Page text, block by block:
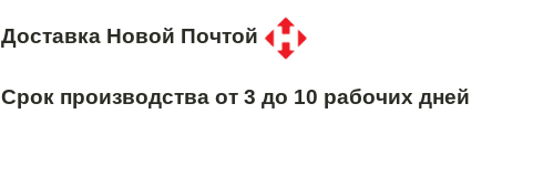
Доставка Новой Почтой
Срок производства от 3 до 10 рабочих дней